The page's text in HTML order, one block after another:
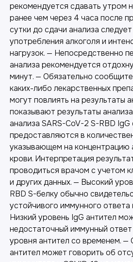
рекомендуется сдавать утром
ранее чем через 4 часа после
сутки до сдачи анализа следует
употребления алкоголя и
нагрузок. — Непосредственно
анализа рекомендуется
минут. — Обязательно
каких-либо лекарственных
могут повлиять на результаты
показывают результаты
анализа SARS-CoV-2 S-RBD
предоставляются в
указывающем на концентрацию
крови. Интерпретация
проводиться врачом с учетом
и других данных. — Высокий
RBD S-белку обычно
устойчивого иммунного ответа
Низкий уровень IgG антител
недостаточный иммунный
уровня антител со временем. —
антител может говорить об